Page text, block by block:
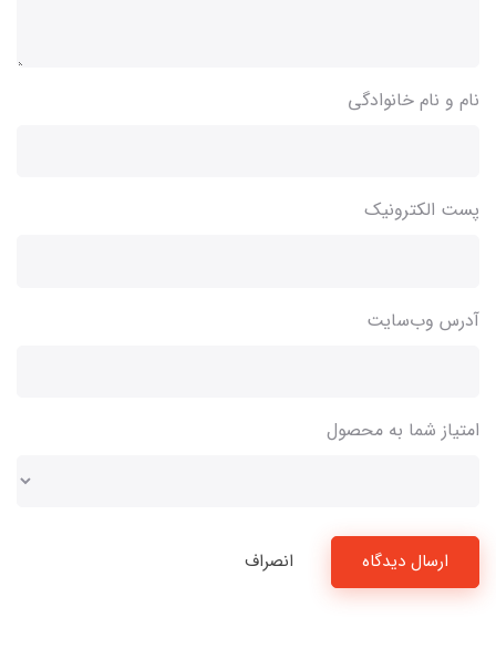
نام و نام خانوادگی
پست الکترونیک
آدرس وب‌سایت
امتیاز شما به محصول
ارسال دیدگاه انصراف